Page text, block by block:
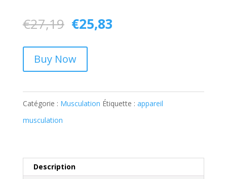
€27,19 Le
initial
était :
€27,19.
€25,83
€25,83.
Buy Now
Catégorie : Musculation Étiquette : appareil
musculation
Description